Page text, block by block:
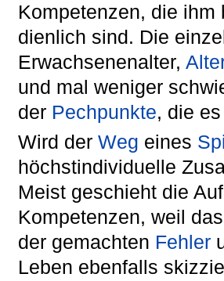
Kompetenzen, die
dienlich sind. Die
Erwachsenenalter,
und mal weniger
der Pechpunkte, die
Wird der Weg eines
höchstindividuelle
Meist geschieht die
Kompetenzen, weil
der gemachten Fehler
Leben ebenfalls